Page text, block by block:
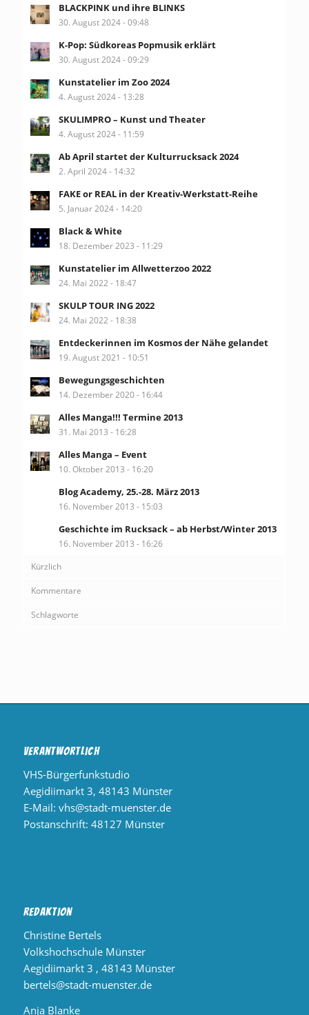
BLACKPINK und ihre BLINKS
30. August 2024 - 09:48
K-Pop: Südkoreas Popmusik erklärt
30. August 2024 - 09:29
Kunstatelier im Zoo 2024
4. August 2024 - 13:28
SKULIMPRO – Kunst und Theater
4. August 2024 - 11:59
Ab April startet der Kulturrucksack 2024
2. April 2024 - 14:32
FAKE or REAL in der Kreativ-Werkstatt-Reihe
5. Januar 2024 - 14:20
Black & White
18. Dezember 2023 - 11:29
Kunstatelier im Allwetterzoo 2022
24. Mai 2022 - 18:47
SKULP TOUR ING 2022
24. Mai 2022 - 18:38
Entdeckerinnen im Kosmos der Nähe gelandet
19. August 2021 - 10:51
Bewegungsgeschichten
14. Dezember 2020 - 16:44
Alles Manga!!! Termine 2013
31. Mai 2013 - 16:28
Alles Manga – Event
10. Oktober 2013 - 16:20
Blog Academy, 25.-28. März 2013
16. November 2013 - 15:03
Geschichte im Rucksack – ab Herbst/Winter 2013
16. November 2013 - 16:26
Kürzlich
Kommentare
Schlagworte
Verantwortlich
VHS-Bürgerfunkstudio
Aegidiimarkt 3, 48143 Münster
E-Mail: vhs@stadt-muenster.de
Postanschrift: 48127 Münster
Redaktion
Christine Bertels
Volkshochschule Münster
Aegidiimarkt 3 , 48143 Münster
bertels@stadt-muenster.de
Anja Blanke